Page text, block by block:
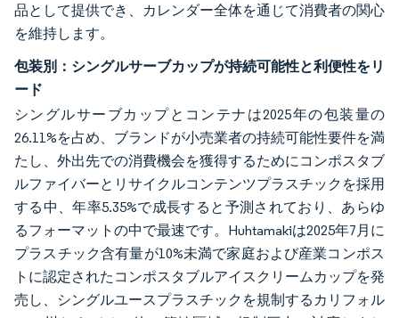
品として提供でき、カレンダー全体を通じて消費者の関心
を維持します。
包装別：シングルサーブカップが持続可能性と利便性をリ
ード
シングルサーブカップとコンテナは2025年の包装量の
26.11%を占め、ブランドが小売業者の持続可能性要件を満
たし、外出先での消費機会を獲得するためにコンポスタブ
ルファイバーとリサイクルコンテンツプラスチックを採用
する中、年率5.35%で成長すると予測されており、あらゆ
るフォーマットの中で最速です。Huhtamakiは2025年7月に
プラスチック含有量が10%未満で家庭および産業コンポス
トに認定されたコンポスタブルアイスクリームカップを発
売し、シングルユースプラスチックを規制するカリフォル